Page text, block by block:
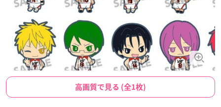
高画質で見る (全1枚)